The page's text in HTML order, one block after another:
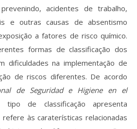
prevenindo, acidentes de trabalho,
e outras causas de absentismo
a fatores de risco químico.
formas de classificação dos
dificuldades na implementação de
de riscos diferentes. De acordo
de Seguridad e Higiene en el
de classificação apresenta
às caraterísticas relacionadas